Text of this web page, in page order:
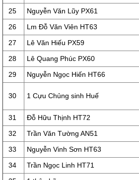
25
Nguyễn Văn Lũy PX61
26
Lm Đỗ Văn Viên HT63
27
Lê Văn Hiếu PX59
28
Lê Quang Phúc PX60
29
Nguyễn Ngọc Hiến HT66
30 1 Cựu Chủng sinh Huế
31 Đỗ Hữu Thịnh HT72
32
Trần Văn Tường AN51
33
Nguyễn Vinh Sơn HT63
34
Trần Ngọc Linh HT71